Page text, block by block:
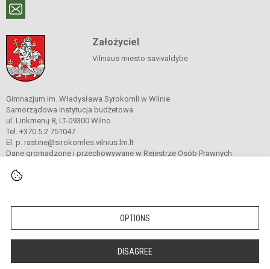
OPTIONS
DISAGREE
Założyciel
Vilniaus miesto savivaldybė
Gimnazjum im. Władysława Syrokomli w Wilnie
Samorządowa instytucja budżetowa
ul. Linkmenų 8, LT-09300 Wilno
Tel. +370 5 2 751047
El. p. rastine@sirokomles.vilnius.lm.lt
Dane gromadzone i przechowywane w Rejestrze Osób Prawnych
© 2020. Gimnazjum im. Władysława Syrokomli w Wilnie. Wszelkie prawa
zastrzeżone.